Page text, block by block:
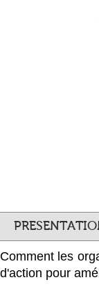
Comment les
d'action pour